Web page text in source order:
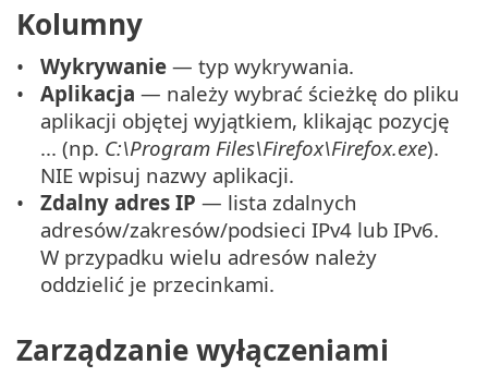
Kolumny
Wykrywanie — typ wykrywania.
Aplikacja — należy wybrać ścieżkę do pliku
aplikacji objętej wyjątkiem, klikając pozycję
... (np. C:\Program Files\Firefox\Firefox.exe).
NIE wpisuj nazwy aplikacji.
Zdalny adres IP — lista zdalnych
adresów/zakresów/podsieci IPv4 lub IPv6.
W przypadku wielu adresów należy
oddzielić je przecinkami.
Zarządzanie wyłączeniami